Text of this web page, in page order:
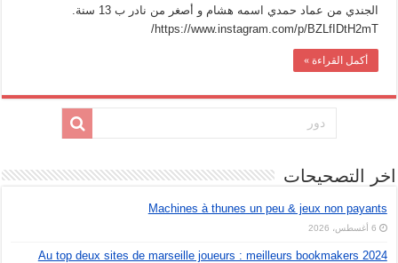
الجندي من عماد حمدي اسمه هشام و أصغر من نادر ب 13 سنة.
https://www.instagram.com/p/BZLfIDtH2mT/
أكمل القراءة »
اخر التصحيحات
Machines à thunes un peu & jeux non payants
6 أغسطس، 2026
Au top deux sites de marseille joueurs : meilleurs bookmakers 2024